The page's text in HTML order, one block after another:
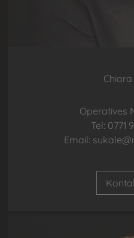
Operatives
Tel: 0771
Email: